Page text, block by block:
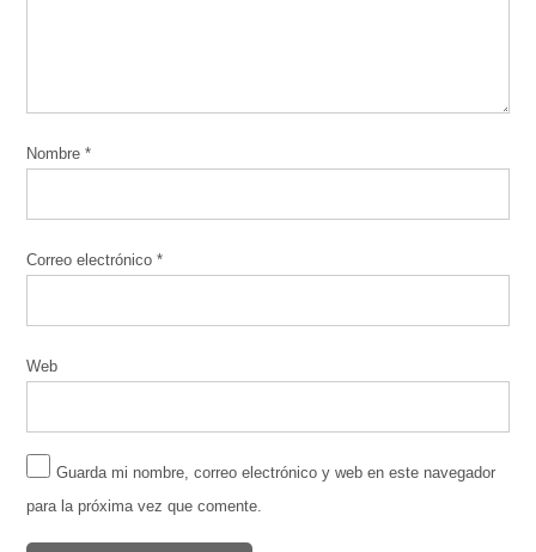
Nombre*
Correo electrónico*
Web
Guarda mi nombre, correo electrónico y web en este navegador
para la próxima vez que comente.